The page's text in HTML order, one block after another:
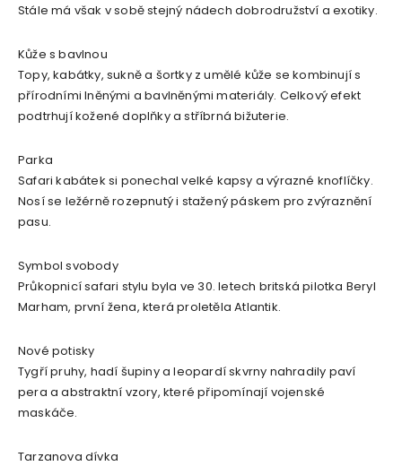
Stále má však v sobě stejný nádech dobrodružství a exotiky.
Kůže s bavlnou
Topy, kabátky, sukně a šortky z umělé kůže se kombinují s
přírodními lněnými a bavlněnými materiály. Celkový efekt
podtrhují kožené doplňky a stříbrná bižuterie.
Parka
Safari kabátek si ponechal velké kapsy a výrazné knoflíčky.
Nosí se ležérně rozepnutý i stažený páskem pro zvýraznění
pasu.
Symbol svobody
Průkopnicí safari stylu byla ve 30. letech britská pilotka Beryl
Marham, první žena, která proletěla Atlantik.
Nové potisky
Tygří pruhy, hadí šupiny a leopardí skvrny nahradily paví
pera a abstraktní vzory, které připomínají vojenské
maskáče.
Tarzanova dívka